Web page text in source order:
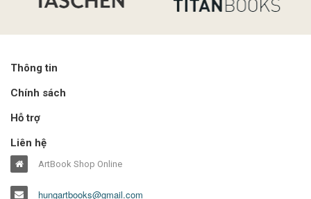
Thông tin
Chính sách
Hỗ trợ
Liên hệ
ArtBook Shop Online
hungartbooks@gmail.com